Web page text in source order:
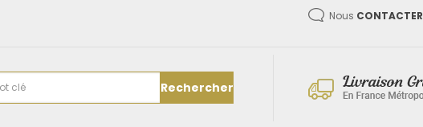
Nous CONTACTER
Rechercher